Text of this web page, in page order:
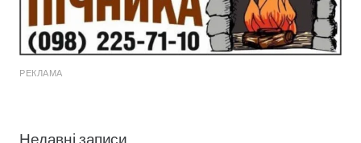
РЕКЛАМА
Недавні записи